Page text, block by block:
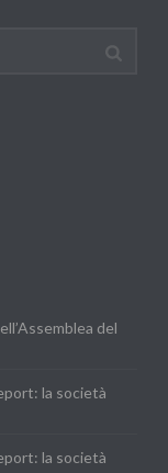
del
la società
la società